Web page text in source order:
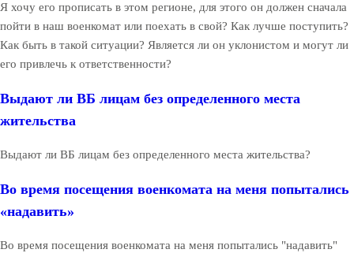
Я хочу его прописать в этом регионе, для этого он должен сначала
пойти в наш военкомат или поехать в свой? Как лучше поступить?
Как быть в такой ситуации? Является ли он уклонистом и могут ли
его привлечь к ответственности?
Выдают ли ВБ лицам без определенного места
жительства
Выдают ли ВБ лицам без определенного места жительства?
Во время посещения военкомата на меня попытались
«надавить»
Во время посещения военкомата на меня попытались "надавить"